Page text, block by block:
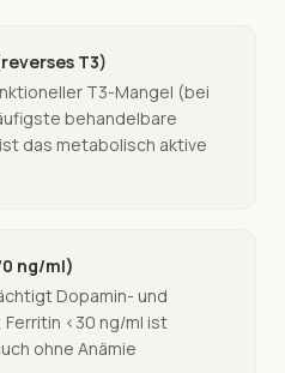
T3)
T3-Mangel (bei
behandelbare
das metabolisch aktive
ng/ml)
Dopamin- und
<30 ng/ml ist
ohne Anämie